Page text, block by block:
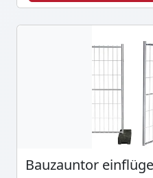
Bauzauntor